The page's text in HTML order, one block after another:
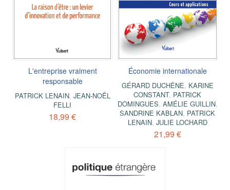
L'entreprise vraiment
responsable
PATRICK LENAIN, JEAN-NOËL
FELLI
18,99 €
Économie internationale
GÉRARD DUCHÊNE, KARINE
CONSTANT, PATRICK
DOMINGUES, AMÉLIE GUILLIN,
SANDRINE KABLAN, PATRICK
LENAIN, JULIE LOCHARD
21,99 €